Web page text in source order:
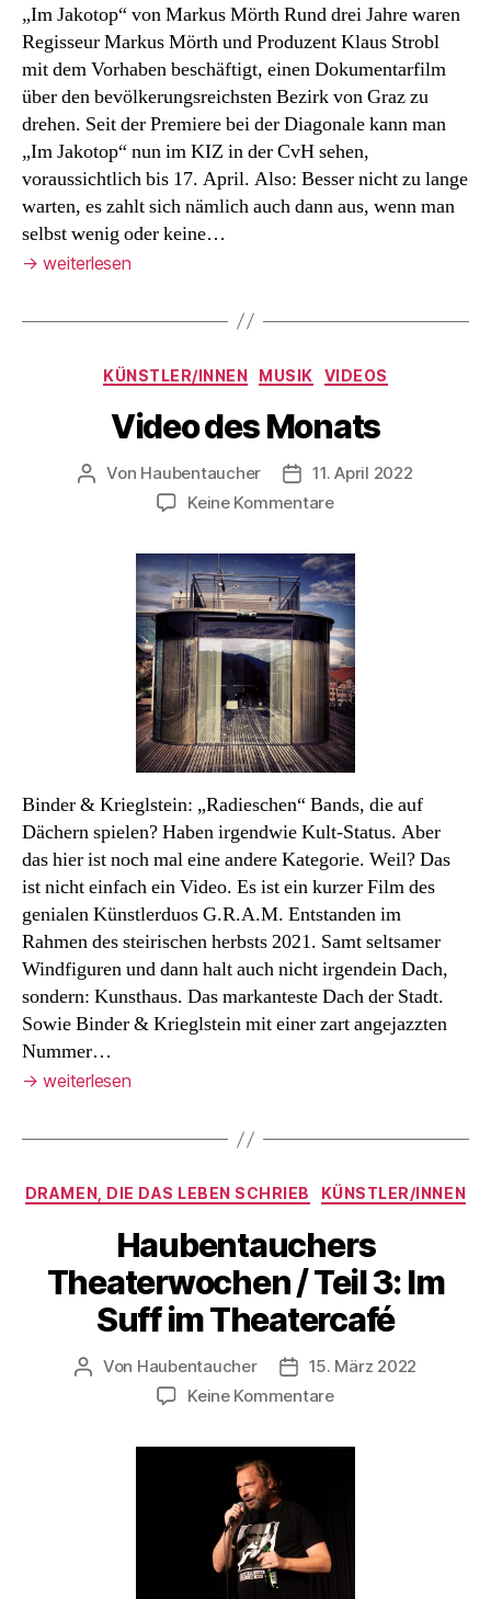
„Im Jakotop“ von Markus Mörth Rund drei Jahre waren
Regisseur Markus Mörth und Produzent Klaus Strobl
mit dem Vorhaben beschäftigt, einen Dokumentarfilm
über den bevölkerungsreichsten Bezirk von Graz zu
drehen. Seit der Premiere bei der Diagonale kann man
„Im Jakotop“ nun im KIZ in der CvH sehen,
voraussichtlich bis 17. April. Also: Besser nicht zu lange
warten, es zahlt sich nämlich auch dann aus, wenn man
selbst wenig oder keine…
→ weiterlesen
Kategorien
KÜNSTLER/INNEN MUSIK VIDEOS
Video des Monats
Beitragsautor
Von Haubentaucher Veröffentlichungsdatum
11. April 2022
Keine Kommentarezu
des
Monats
Binder & Krieglstein: „Radieschen“ Bands, die auf
Dächern spielen? Haben irgendwie Kult-Status. Aber
das hier ist noch mal eine andere Kategorie. Weil? Das
ist nicht einfach ein Video. Es ist ein kurzer Film des
genialen Künstlerduos G.R.A.M. Entstanden im
Rahmen des steirischen herbsts 2021. Samt seltsamer
Windfiguren und dann halt auch nicht irgendein Dach,
sondern: Kunsthaus. Das markanteste Dach der Stadt.
Sowie Binder & Krieglstein mit einer zart angejazzten
Nummer…
→ weiterlesen
Kategorien
DRAMEN, DIE DAS LEBEN SCHRIEB KÜNSTLER/INNEN
Haubentauchers
Theaterwochen / Teil 3: Im
Suff im Theatercafé
Beitragsautor
Von Haubentaucher Veröffentlichungsdatum
15. März 2022
Keine Kommentarezu
Theaterwochen